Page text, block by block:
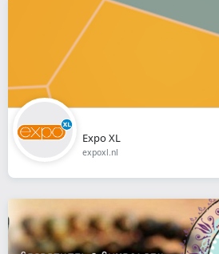
Expo XL
expoxl.nl